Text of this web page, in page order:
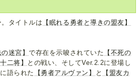
タイトルは 【眠れる勇者と導きの盟友】
の迷宮】で存在を示唆されていた 【不死の
二将】
との戦い、そしてVer.2.2に登場し
語られた 【勇者アルヴァン】 と
【盟友カ